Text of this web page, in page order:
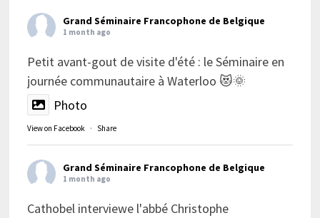
Grand Séminaire Francophone de Belgique
1 month ago
Petit avant-gout de visite d'été : le Séminaire en
journée communautaire à Waterloo 😻🌞
Photo
View on Facebook · Share
Grand Séminaire Francophone de Belgique
1 month ago
Cathobel interviewe l'abbé Christophe